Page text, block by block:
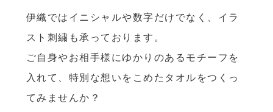
伊織ではイニシャルや数字だけでなく、イラ
スト刺繍も承っております。
ご自身やお相手様にゆかりのあるモチーフを
入れて、特別な想いをこめたタオルをつくっ
てみませんか？